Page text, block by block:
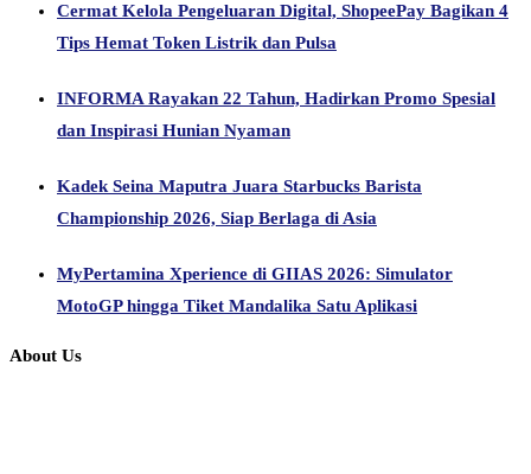
Cermat Kelola Pengeluaran Digital, ShopeePay Bagikan 4
Tips Hemat Token Listrik dan Pulsa
INFORMA Rayakan 22 Tahun, Hadirkan Promo Spesial
dan Inspirasi Hunian Nyaman
Kadek Seina Maputra Juara Starbucks Barista
Championship 2026, Siap Berlaga di Asia
MyPertamina Xperience di GIIAS 2026: Simulator
MotoGP hingga Tiket Mandalika Satu Aplikasi
About Us